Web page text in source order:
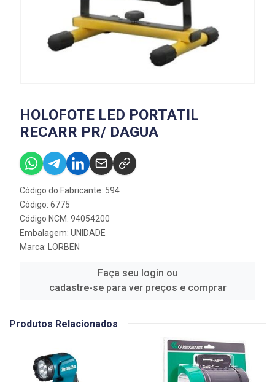
HOLOFOTE LED PORTATIL
RECARR PR/ DAGUA
Código do Fabricante: 594
Código: 6775
Código NCM: 94054200
Embalagem: UNIDADE
Marca:
LORBEN
Faça seu login ou
cadastre-se para ver preços e comprar
Produtos Relacionados